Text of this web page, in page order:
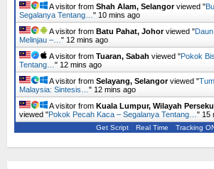
A visitor from Shah Alam, Selangorviewed "
Segalanya Tentang… " 10 mins ago
A visitor from Batu Pahat, Johorviewed "
Melinjau –… " 12 mins ago
A visitor from Tuaran, Sabah viewed "Pokok
Tentang… " 12 mins ago
A visitor from Selayang, Selangorviewed "
Malaysia: Sintesis… " 12 mins ago
A visitor from Kuala Lumpur, Wilayah
viewed "Pokok Pecah Kaca – Segalanya Tentang… " 15
Get Script Real Time Tracking